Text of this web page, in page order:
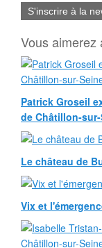
S'inscrire à la
Vous aimerez
Patrick Groseil
de Châtillon-
Le château de
Vix et